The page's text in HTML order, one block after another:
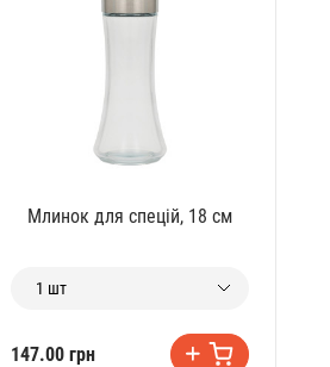
Млинок для спецій, 18 см
1 шт
147.00 грн